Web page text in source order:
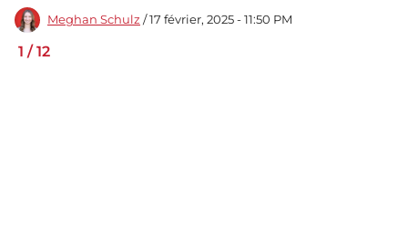
Meghan Schulz / 17 février, 2025 - 11:50 PM
1 /12